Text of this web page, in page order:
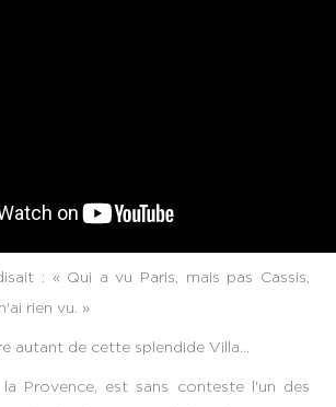
: « Qui a vu Paris, mais pas Cassis,
rien vu. »
autant de cette splendide Villa...
la Provence, est sans conteste l'un des